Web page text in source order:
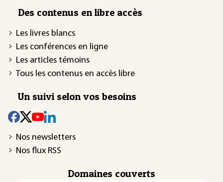
Des contenus en libre accès
Les livres blancs
Les conférences en ligne
Les articles témoins
Tous les contenus en accès libre
Un suivi selon vos besoins
Nos newsletters
Nos flux RSS
Domaines couverts